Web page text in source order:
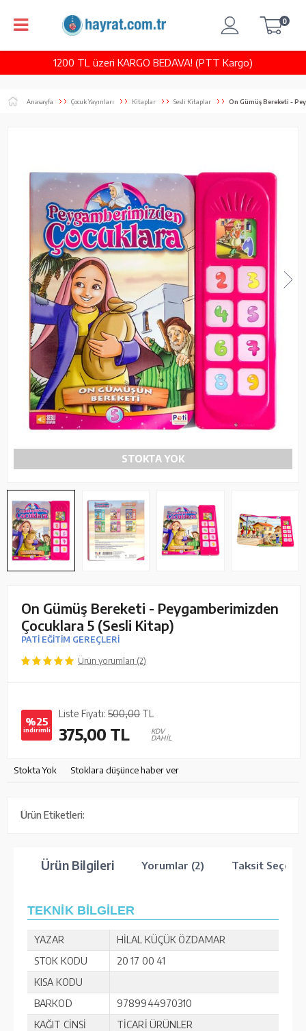
1200 TL üzeri KARGO BEDAVA! (PTT Kargo)
0
Anasayfa Çocuk Yayınları Kitaplar Sesli Kitaplar On Gümüş Bereketi -
STOKTA YOK
On Gümüş Bereketi - Peygamberimizden
Çocuklara 5 (Sesli Kitap)
PATİ EĞİTİM GEREÇLERİ
Ürün yorumları (2)
%25
indirimli
Liste Fiyatı: 500,00 TL
375,00 TL
KDV
DAHİL
Stokta Yok Stoklara düşünce haber ver
Ürün Etiketleri:
Ürün Bilgileri Yorumlar (2) Taksit
TEKNİK BİLGİLER
YAZAR
HİLAL KÜÇÜK ÖZDAMAR
STOK KODU
20 17 00 41
KISA KODU
BARKOD
9789944970310
KAĞIT CİNSİ
TİCARİ ÜRÜNLER